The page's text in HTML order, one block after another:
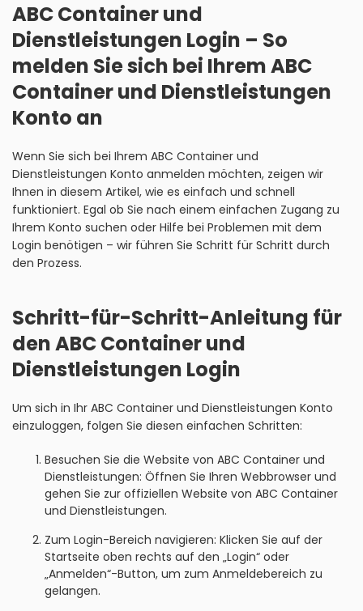
ABC Container und
Dienstleistungen Login – So
melden Sie sich bei Ihrem ABC
Container und Dienstleistungen
Konto an
Wenn Sie sich bei Ihrem ABC Container und
Dienstleistungen Konto anmelden möchten, zeigen wir
Ihnen in diesem Artikel, wie es einfach und schnell
funktioniert. Egal ob Sie nach einem einfachen Zugang zu
Ihrem Konto suchen oder Hilfe bei Problemen mit dem
Login benötigen – wir führen Sie Schritt für Schritt durch
den Prozess.
Schritt-für-Schritt-Anleitung für
den ABC Container und
Dienstleistungen Login
Um sich in Ihr ABC Container und Dienstleistungen Konto
einzuloggen, folgen Sie diesen einfachen Schritten:
Besuchen Sie die Website von ABC Container und
Dienstleistungen: Öffnen Sie Ihren Webbrowser und
gehen Sie zur offiziellen Website von ABC Container
und Dienstleistungen.
Zum Login-Bereich navigieren: Klicken Sie auf der
Startseite oben rechts auf den „Login“ oder
„Anmelden“-Button, um zum Anmeldebereich zu
gelangen.